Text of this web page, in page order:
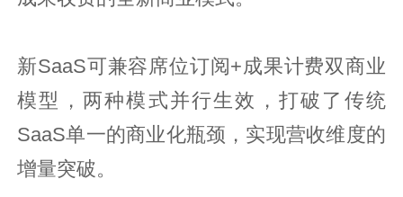
新SaaS可兼容席位订阅+成果计费双商业
模型，两种模式并行生效，打破了传统
SaaS单一的商业化瓶颈，实现营收维度的
增量突破。